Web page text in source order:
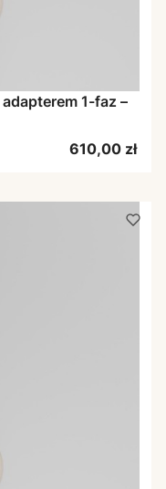
1-faz –
Cena
610,00 zł